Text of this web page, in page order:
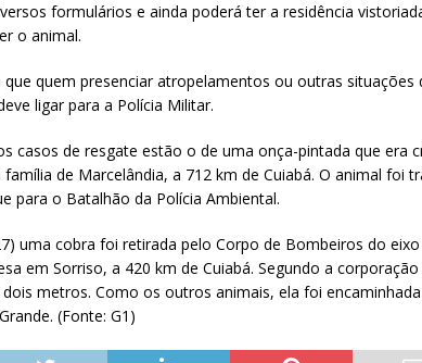
formulários e ainda poderá ter a residência
o animal.
que quem presenciar atropelamentos ou outras situações
ligar para a Polícia Militar.
casos de resgate estão o de uma onça-pintada que era
de Marcelândia, a 712 km de Cuiabá. O animal foi
para o Batalhão da Polícia Ambiental.
uma cobra foi retirada pelo Corpo de Bombeiros do
em Sorriso, a 420 km de Cuiabá. Segundo a
metros. Como os outros animais, ela foi
(Fonte: G1)